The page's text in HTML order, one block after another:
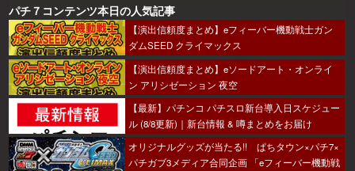
パチ７コンテンツ本日の人気記事
【演出信頼度まとめ】eフィーバー機動戦士ガン
ダムSEED クライマックス
【演出信頼度まとめ】eソードアート・オンライ
ン アリシゼーション 夜空
【最新】パチンコ パチスロ新台導入日スケジュー
ル (8/8更新)｜新台情報 & 噂まとめをお届け
オリジナルグッズが当たる!! ぱちタウン×パチ7×
パチガブ3メディア合同企画 「eフィーバー機動戦